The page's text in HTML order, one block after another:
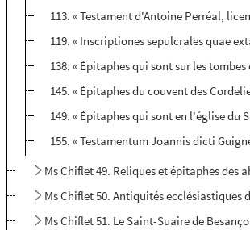
113. « Testament d'Antoine Perréal,
119. « Inscriptiones sepulcrales quae
138. « Épitaphes qui sont sur les
145. « Épitaphes du couvent des
149. « Épitaphes qui sont en l'église du
155. « Testamentum Joannis dicti
Ms Chiflet 49. Reliques et épitaphes des
Ms Chiflet 50. Antiquités ecclésiastiques
Ms Chiflet 51. Le Saint-Suaire de